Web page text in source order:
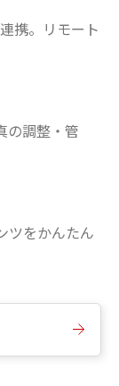
携。リモート
の調整・管
ツをかんたん